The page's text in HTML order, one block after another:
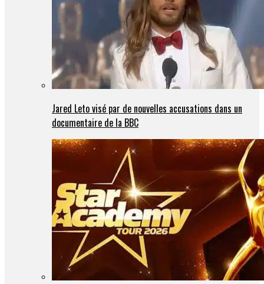
Jared Leto visé par de nouvelles accusations dans un
documentaire de la BBC